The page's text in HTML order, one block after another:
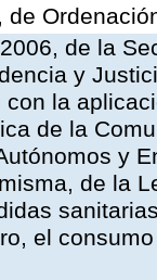
de
de la
y
la
de la
y
de la
el